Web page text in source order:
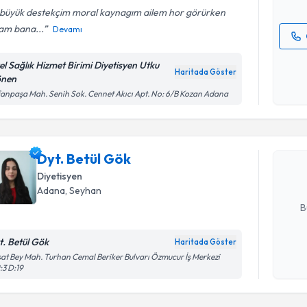
destekçim moral kaynagım ailem hor görürken
bana...
Devamı
Sağlık Hizmet Birimi Diyetisyen Utku
Haritada Göster
Mah. Senih Sok. Cennet Akıcı Apt. No: 6/B Kozan Adana
Dyt. Betül Gök
Diyetisyen
Adana, Seyhan
Betül Gök Haritada Göster
Bey Mah. Turhan Cemal Beriker Bulvarı Özmucur İş Merkezi
D:19
Dyt. Betül
uzmandan